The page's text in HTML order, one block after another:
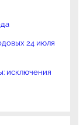
24 июля
исключения